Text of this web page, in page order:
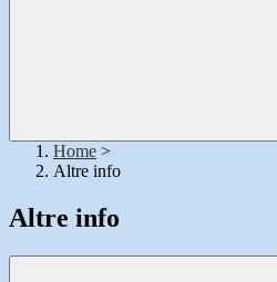
Home >
Altre info
Altre info